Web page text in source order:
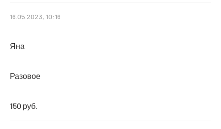
16.05.2023, 10:16
Яна
Разовое
150 руб.